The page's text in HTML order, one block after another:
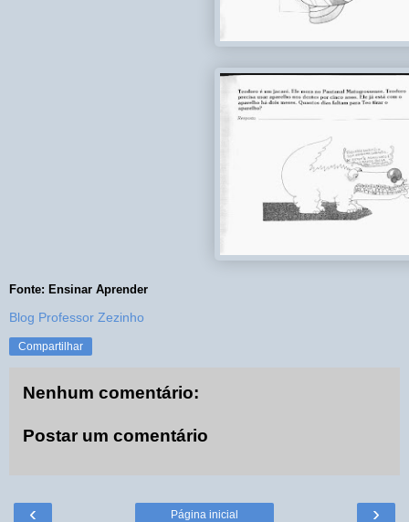
Fonte: Ensinar Aprender
Blog Professor Zezinho
Compartilhar
Nenhum comentário:
Postar um comentário
‹ ›
Página inicial